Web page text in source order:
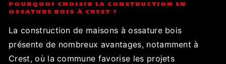
POURQUOI CHOISIR LA CONSTRUCTION EN
OSSATURE BOIS À CREST ?
La construction de maisons à ossature bois
présente de nombreux avantages, notamment à
Crest, où la commune favorise les projets